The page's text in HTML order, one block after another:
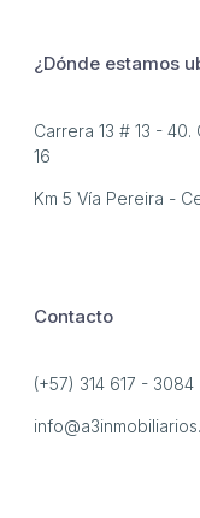
¿Dónde estamos
Carrera 13 # 13 -
16
Km 5 Vía Pereira -
Contacto
(+57) 314 617 - 3084